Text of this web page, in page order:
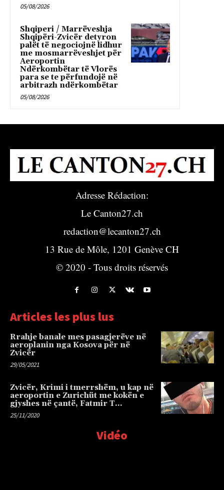
05/08/2026
Shqiperi / Marrëveshja
Shqipëri-Zvicër detyron
palët të negociojnë lidhur
me mosmarrëveshjet për
Aeroportin
Ndërkombëtar të Vlorës
para se te përfundojë në
arbitrazh ndërkombëtar
05/08/2026
Adresse Rédaction:
Le Canton27.ch
redaction@lecanton27.ch
13 Rue de Môle, 1201 Genève CH
© 2020 - Tous droits réservés
Articles les plus lus
Rrahje banale mes pasagjerëve në
aeroplanin nga Kosova për në
Zvicër
29/05/2021
Zvicër, Krimi i tmerrshëm, u kap në
aeroportin e Zurichüt me kokën e
gjyshes në çantë, Fatmir T…
25/11/2020
Vidéo